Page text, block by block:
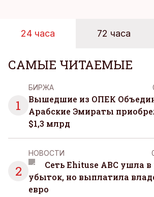
24 часа 72 часа
САМЫЕ ЧИТАЕМЫЕ
1
БИРЖА
Вышедшие из ОПЕК
Арабские Эмираты
$1,3 млрд
2
НОВОСТИ
Сеть Ehituse ABC ушла
убыток, но выплатила
евро